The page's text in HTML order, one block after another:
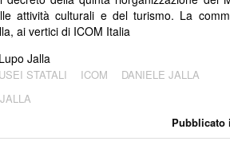
Pubblicato
attività culturali e del turismo. La
ai vertici di ICOM Italia
Jalla
STATALI ICOM DANIELE JALLA